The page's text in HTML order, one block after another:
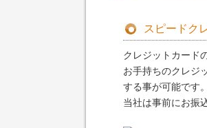
スピードク
クレジットカード
お手持ちのクレジ
する事が可能です
当社は事前にお振